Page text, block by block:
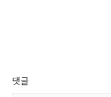
댓글